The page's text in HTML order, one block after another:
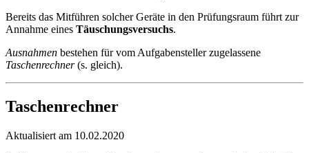
Bereits das Mitführen solcher Geräte in den Prüfungsraum führt zur
Annahme eines Täuschungsversuchs.
Ausnahmen bestehen für vom Aufgabensteller zugelassene
Taschenrechner(s. gleich).
Taschenrechner
Aktualisiert am 10.02.2020